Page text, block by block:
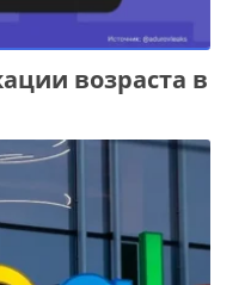
возраста в